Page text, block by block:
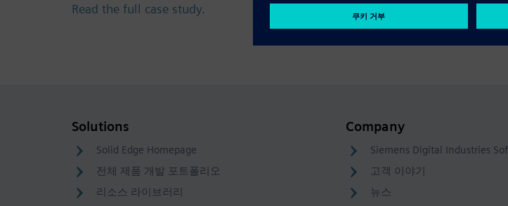
Read the full case study.
Solutions
Solid Edge Homepage
전체 제품 개발 포트폴리오
리소스 라이브러리
Company
Siemens Digital Industries
고객 이야기
뉴스